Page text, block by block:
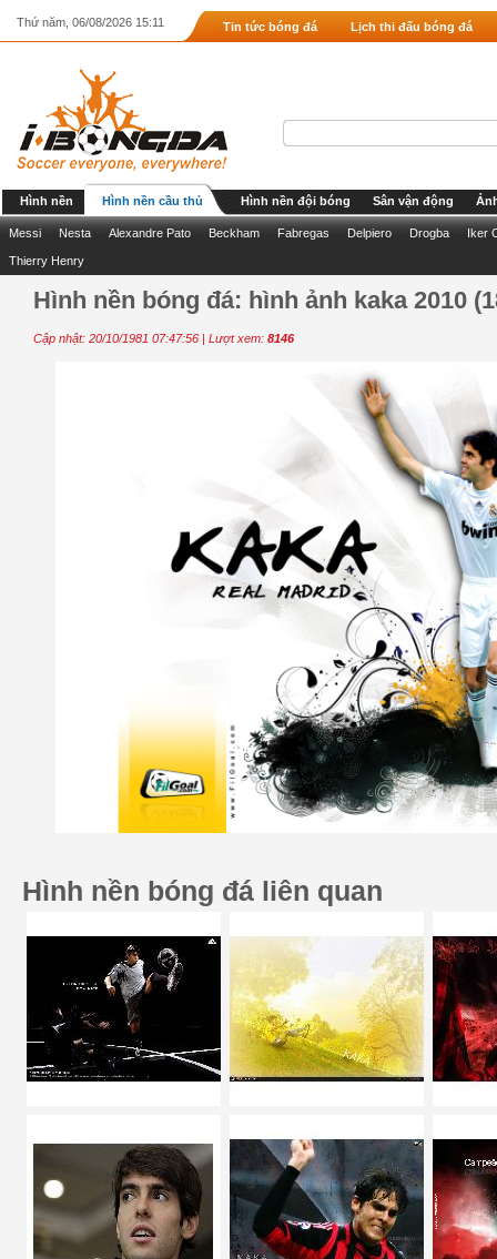
Thứ năm, 06/08/2026 15:11 Tin tức bóng đá Lịch thi đấu bóng đá
Hình nền Hình nền cầu thủ Hình nền đội bóng Sân vận động
Messi Nesta Alexandre Pato Beckham Fabregas Delpiero Drogba Iker
Thierry Henry
Hình nền bóng đá: hình ảnh kaka 2010
Cập nhật: 20/10/1981 07:47:56 | Lượt xem: 8146
Hình nền bóng đá liên quan